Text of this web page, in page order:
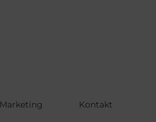
Marketing Kontakt